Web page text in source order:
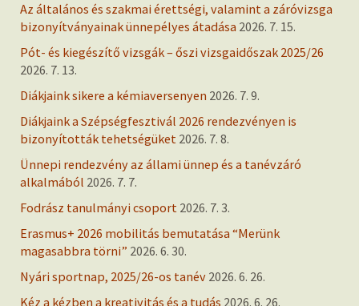
Az általános és szakmai érettségi, valamint a záróvizsga
bizonyítványainak ünnepélyes átadása 2026. 7. 15.
Pót- és kiegészítő vizsgák – őszi vizsgaidőszak 2025/26
2026. 7. 13.
Diákjaink sikere a kémiaversenyen 2026. 7. 9.
Diákjaink a Szépségfesztivál 2026 rendezvényen is
bizonyították tehetségüket 2026. 7. 8.
Ünnepi rendezvény az állami ünnep és a tanévzáró
alkalmából 2026. 7. 7.
Fodrász tanulmányi csoport 2026. 7. 3.
Erasmus+ 2026 mobilitás bemutatása “Merünk
magasabbra törni” 2026. 6. 30.
Nyári sportnap, 2025/26-os tanév 2026. 6. 26.
Kéz a kézben a kreativitás és a tudás 2026. 6. 26.